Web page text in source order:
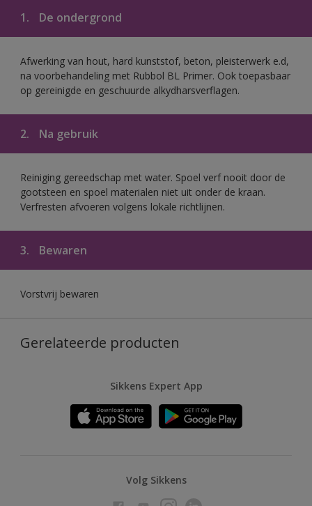
1. De ondergrond
Afwerking van hout, hard kunststof, beton, pleisterwerk e.d,
na voorbehandeling met Rubbol BL Primer. Ook toepasbaar
op gereinigde en geschuurde alkydharsverflagen.
2. Na gebruik
Reiniging gereedschap met water. Spoel verf nooit door de
gootsteen en spoel materialen niet uit onder de kraan.
Verfresten afvoeren volgens lokale richtlijnen.
3. Bewaren
Vorstvrij bewaren
Gerelateerde producten
Sikkens Expert App
Volg Sikkens